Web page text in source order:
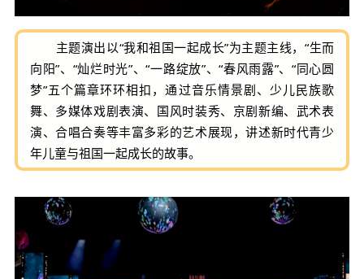
主题演出以“我和祖国一起成长”为主题主线，“生而
向阳”、“灿烂时光”、“一路绽放”、“春风雨露”、“同心圆
梦”五个篇章环环相扣，通过音乐情景剧、少儿民族歌
舞、多媒体戏剧表演、国风时装秀、京剧新编、武术表
演、合唱合奏等丰富多彩的艺术展现，讲述新时代青少
年儿童与祖国一起成长的故事。